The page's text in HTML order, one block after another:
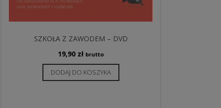
SZKOŁA Z ZAWODEM – DVD
19,90 zł brutto
DODAJ DO KOSZYKA